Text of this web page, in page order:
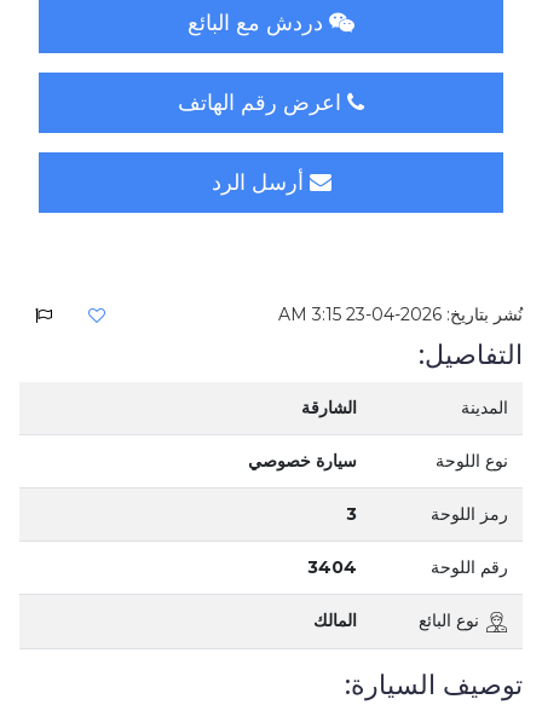
دردش مع البائع
اعرض رقم الهاتف
أرسل الرد
نُشر بتاريخ: 2026-04-23 3:15 AM
التفاصيل:
المدينة الشارقة
نوع اللوحة سيارة خصوصي
رمز اللوحة 3
رقم اللوحة 3404
نوع البائع المالك
توصيف السيارة: